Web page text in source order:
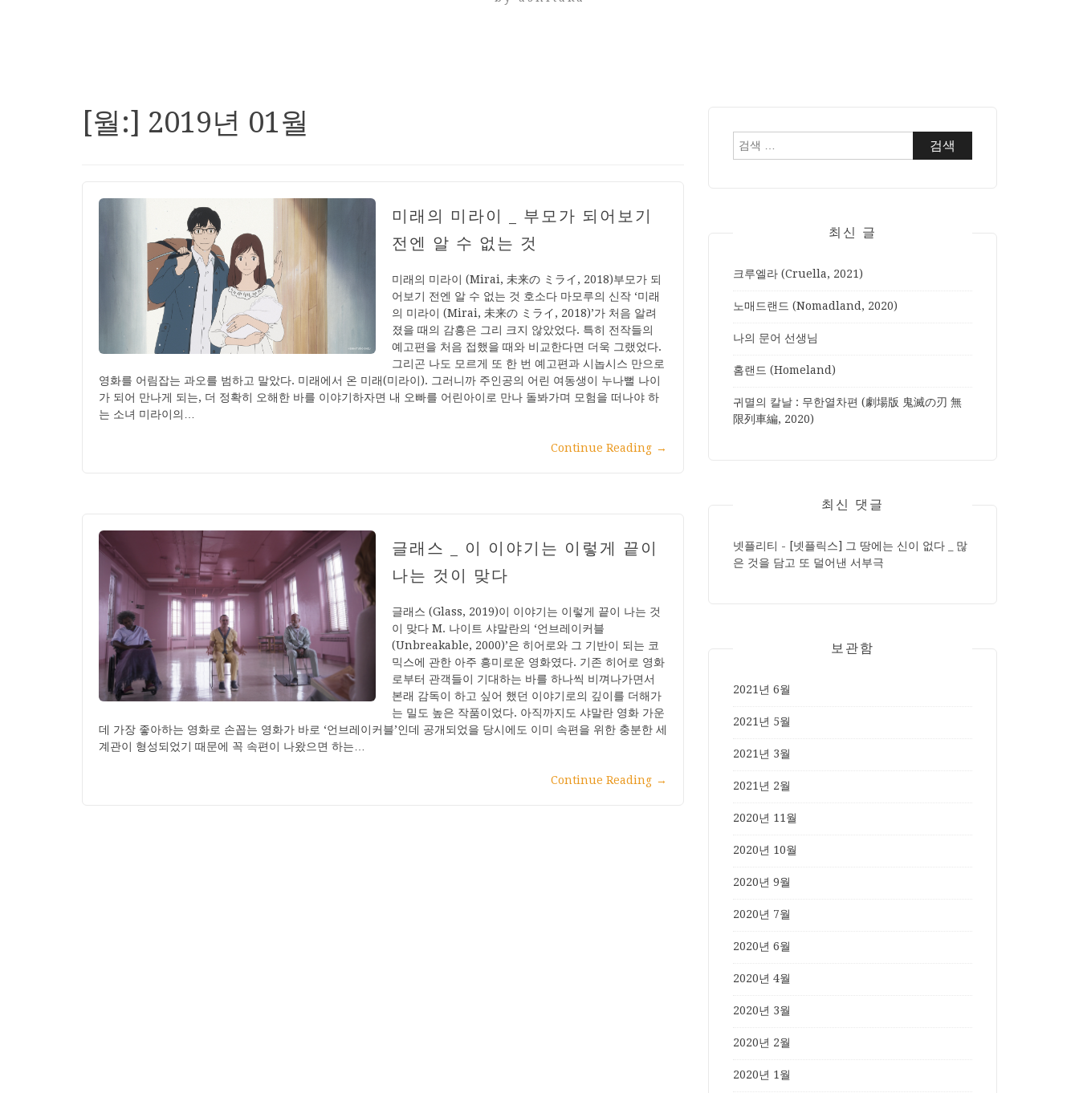
[월:] 2019년 01월
미래의 미라이 _ 부모가 되어보기
전엔 알 수 없는 것
미래의 미라이 (Mirai, 未来の ミライ, 2018)부모가 되
어보기 전엔 알 수 없는 것 호소다 마모루의 신작 ‘미래
의 미라이 (Mirai, 未来の ミライ, 2018)’가 처음 알려
졌을 때의 감흥은 그리 크지 않았었다. 특히 전작들의
예고편을 처음 접했을 때와 비교한다면 더욱 그랬었다.
그리곤 나도 모르게 또 한 번 예고편과 시놉시스 만으로
영화를 어림잡는 과오를 범하고 말았다. 미래에서 온 미래(미라이). 그러니까 주인공의 어린 여동생이 누나뻘 나이
가 되어 만나게 되는, 더 정확히 오해한 바를 이야기하자면 내 오빠를 어린아이로 만나 돌봐가며 모험을 떠나야 하
는 소녀 미라이의…
Continue Reading →
글래스 _ 이 이야기는 이렇게 끝이
나는 것이 맞다
글래스 (Glass, 2019)이 이야기는 이렇게 끝이 나는 것
이 맞다 M. 나이트 샤말란의 ‘언브레이커블
(Unbreakable, 2000)’은 히어로와 그 기반이 되는 코
믹스에 관한 아주 흥미로운 영화였다. 기존 히어로 영화
로부터 관객들이 기대하는 바를 하나씩 비껴나가면서
본래 감독이 하고 싶어 했던 이야기로의 깊이를 더해가
는 밀도 높은 작품이었다. 아직까지도 샤말란 영화 가운
데 가장 좋아하는 영화로 손꼽는 영화가 바로 ‘언브레이커블’인데 공개되었을 당시에도 이미 속편을 위한 충분한 세
계관이 형성되었기 때문에 꼭 속편이 나왔으면 하는…
Continue Reading →
검
최신 글
크루엘라 (Cruella, 2021)
노매드랜드 (Nomadland, 2020)
나의 문어 선생님
홈랜드 (Homeland)
귀멸의 칼날 : 무한열차편 (劇場版 鬼滅の刃 無
限列車編, 2020)
최신 댓글
넷플리티 - [넷플릭스] 그 땅에는 신이 없다 _ 많
은 것을 담고 또 덜어낸 서부극
보관함
2021년 6월
2021년 5월
2021년 3월
2021년 2월
2020년 11월
2020년 10월
2020년 9월
2020년 7월
2020년 6월
2020년 4월
2020년 3월
2020년 2월
2020년 1월